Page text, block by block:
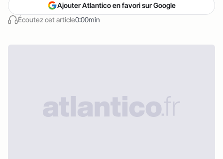
Écoutez cet article0:00min
Ajouter Atlantico en favori sur Google